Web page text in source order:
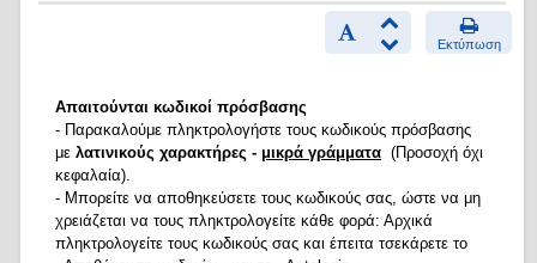
Εκτύπωση
Απαιτούνται κωδικοί πρόσβασης
- Παρακαλούμε πληκτρολογήστε τους κωδικούς πρόσβασης
με λατινικούς χαρακτήρες - μικρά γράμματα (Προσοχή όχι
κεφαλαία).
- Μπορείτε να αποθηκεύσετε τους κωδικούς σας, ώστε να μη
χρειάζεται να τους πληκτρολογείτε κάθε φορά: Αρχικά
πληκτρολογείτε τους κωδικούς σας και έπειτα τσεκάρετε το